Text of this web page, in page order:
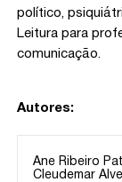
político,
Leitura para
comunicação.
Autores:
Ane Ribeiro
Cleudemar